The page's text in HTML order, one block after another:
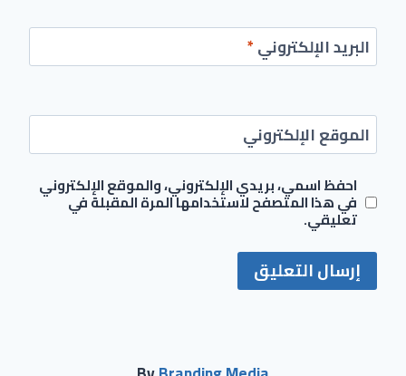
البريد الإلكتروني*
الموقع الإلكتروني
احفظ اسمي، بريدي الإلكتروني، والموقع الإلكتروني
في هذا المتصفح لاستخدامها المرة المقبلة في
تعليقي.